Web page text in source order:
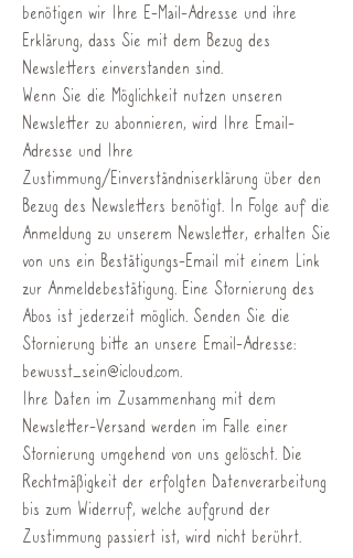
benötigen wir Ihre E-Mail-Adresse und ihre
Erklärung, dass Sie mit dem Bezug des
Newsletters einverstanden sind.
Wenn Sie die Möglichkeit nutzen unseren
Newsletter zu abonnieren, wird Ihre Email-
Adresse und Ihre
Zustimmung/Einverständniserklärung über den
Bezug des Newsletters benötigt. In Folge auf die
Anmeldung zu unserem Newsletter, erhalten Sie
von uns ein Bestätigungs-Email mit einem Link
zur Anmeldebestätigung. Eine Stornierung des
Abos ist jederzeit möglich. Senden Sie die
Stornierung bitte an unsere Email-Adresse:
bewusst_sein@icloud.com.
Ihre Daten im Zusammenhang mit dem
Newsletter-Versand werden im Falle einer
Stornierung umgehend von uns gelöscht. Die
Rechtmäßigkeit der erfolgten Datenverarbeitung
bis zum Widerruf, welche aufgrund der
Zustimmung passiert ist, wird nicht berührt.